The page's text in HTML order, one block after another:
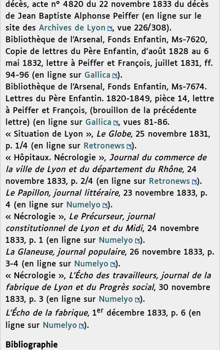
décès, acte n° 4820 du 22 novembre 1833 du décès
de Jean Baptiste Alphonse Peiffer (en ligne sur le
site des Archives de Lyon
, vue 226/308).
Bibliothèque de l’Arsenal, Fonds Enfantin, Ms-7620,
Copie de lettres du Père Enfantin, d’août 1828 au 6
mai 1832, lettre à Peiffer et François, juillet 1831, ff.
94-96 (en ligne sur Gallica
).
Bibliothèque de l’Arsenal, Fonds Enfantin, Ms-7674.
Lettres du Père Enfantin. 1820-1849, pièce 14, lettre
à Peiffer et François, (brouillon de la précédente
lettre) (en ligne sur Gallica
, vues 81-86.
« Situation de Lyon », Le Globe, 25 novembre 1831,
p. 1/4 (en ligne sur Retronews
).
« Hôpitaux. Nécrologie », Journal du commerce de
la ville de Lyon et du département du Rhône, 24
novembre 1833, p. 2/4 (en ligne sur Retronews
).
Le Papillon, journal littéraire, 23 novembre 1833, p.
4 (en ligne sur Numelyo
).
« Nécrologie », Le Précurseur, journal
constitutionnel de Lyon et du Midi, 24 novembre
1833, p. 1 (en ligne sur Numelyo
).
La Glaneuse, journal populaire, 26 novembre 1833, p.
3-4 (en ligne sur Numelyo
).
« Nécrologie », L’Écho des travailleurs, journal de la
fabrique de Lyon et du Progrès social, 30 novembre
1833, p. 3 (en ligne sur Numelyo
).
L’Écho de la fabrique, 1er décembre 1833, p. 6 (en
ligne sur Numelyo ).
Bibliographie